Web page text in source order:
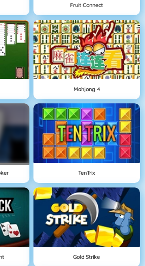
Fruit Connect
Mahjong 4
TenTrix
Gold Strike